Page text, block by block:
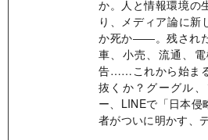
か。人と情報環境の
り、メディア論に新
か死か――。残され
車、小売、流通、
告……これから始ま
抜くか？グーグル
ー、LINEで「日本侵
者がついに明かす、